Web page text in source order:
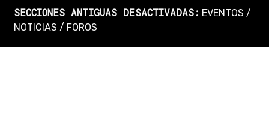
SECCIONES ANTIGUAS DESACTIVADAS: EVENTOS /
NOTICIAS / FOROS